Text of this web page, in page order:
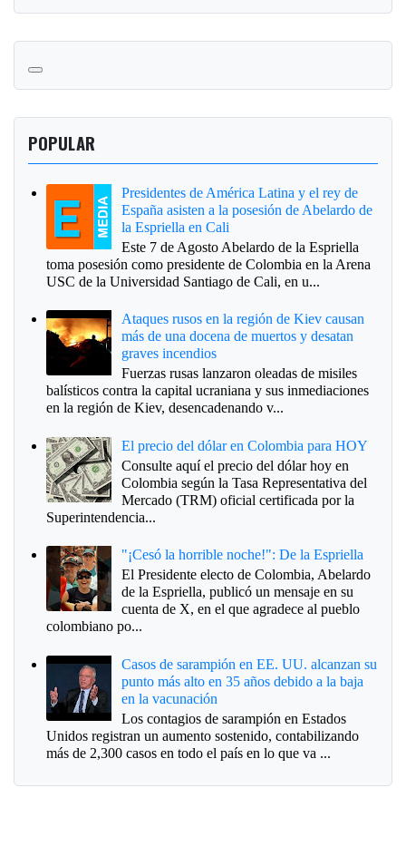
POPULAR
Presidentes de América Latina y el rey de
España asisten a la posesión de Abelardo de
la Espriella en Cali
Este 7 de Agosto Abelardo de la Espriella
toma posesión como presidente de Colombia en la Arena
USC de la Universidad Santiago de Cali, en u...
Ataques rusos en la región de Kiev causan
más de una docena de muertos y desatan
graves incendios
Fuerzas rusas lanzaron oleadas de misiles
balísticos contra la capital ucraniana y sus inmediaciones
en la región de Kiev, desencadenando v...
El precio del dólar en Colombia para HOY
Consulte aquí el precio del dólar hoy en
Colombia según la Tasa Representativa del
Mercado (TRM) oficial certificada por la
Superintendencia...
"¡Cesó la horrible noche!": De la Espriella
El Presidente electo de Colombia, Abelardo
de la Espriella, publicó un mensaje en su
cuenta de X, en el que agradece al pueblo
colombiano po...
Casos de sarampión en EE. UU. alcanzan su
punto más alto en 35 años debido a la baja
en la vacunación
Los contagios de sarampión en Estados
Unidos registran un aumento sostenido, contabilizando
más de 2,300 casos en todo el país en lo que va ...